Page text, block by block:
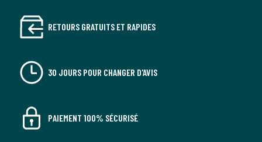
RETOURS GRATUITS ET RAPIDES
30 JOURS POUR CHANGER D'AVIS
PAIEMENT 100% SÉCURISÉ